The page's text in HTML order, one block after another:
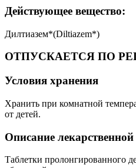
Действующее вещество:
Дилтиазем*(Diltiazem*)
ОТПУСКАЕТСЯ ПО
Условия хранения
Хранить при комнатной
от детей.
Описание
Таблетки пролонгированного